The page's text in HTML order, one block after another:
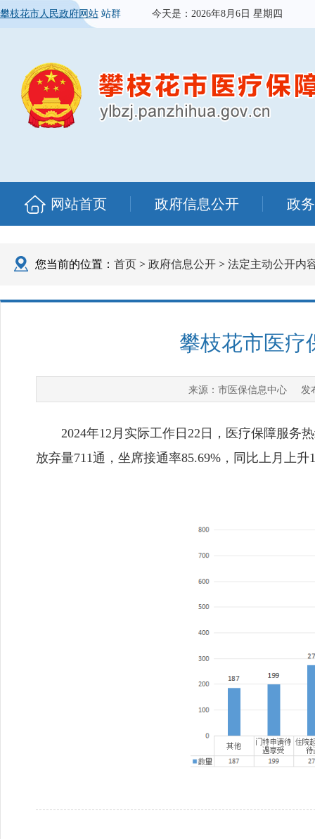
攀枝花市人民政府网站 站群 今天是： 2026年8月6日 星期四
网站首页 政府信息公开 政
您当前的位置： 首页 > 政府信息公开 > 法定主动公开内
攀枝花市医疗
来源： 市医保信息中心发布
2024年12月实际工作日22日，医疗保障服务热
放弃量711通，坐席接通率85.69%，同比上月上